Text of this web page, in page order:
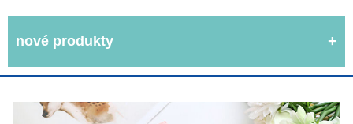
nové produkty